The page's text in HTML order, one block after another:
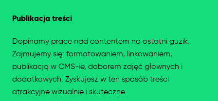
Publikacja treści
Dopinamy prace nad contentem na ostatni guzik.
Zajmujemy się: formatowaniem, linkowaniem,
publikacją w CMS-ie, doborem zdjęć głównych i
dodatkowych. Zyskujesz w ten sposób treści
atrakcyjne wizualnie i skuteczne.